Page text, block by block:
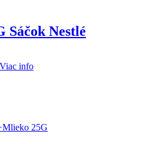
Sáčok Nestlé
Viac info